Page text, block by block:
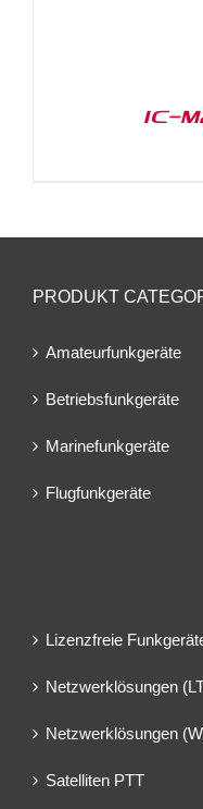
IC-
PRODUKT
Amateurfunkgeräte
Betriebsfunkgeräte
Marinefunkgeräte
Flugfunkgeräte
Lizenzfreie
Netzwerklösungen
Netzwerklösungen
Satelliten PTT